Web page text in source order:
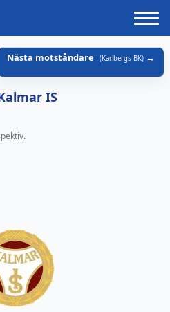
Nästa motståndare (Karlbergs BK)
IS